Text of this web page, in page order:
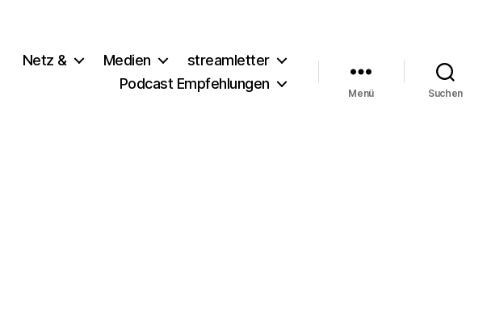
Netz & Medien
streamletter
Podcast Empfehlungen
Menü Suchen